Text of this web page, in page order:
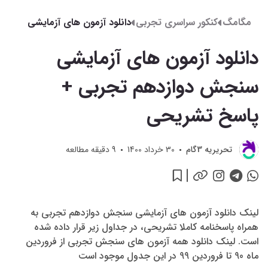
مگامگ کنکور سراسری تجربی دانلود آزمون های آزمایشی
پاسخ تشریحی
دانلود آزمون های آزمایشی
سنجش دوازدهم تجربی +
پاسخ تشریحی
تحريريه 3گام 30 خرداد 1400 9دقیقه مطالعه
لینک دانلود آزمون های آزمایشی سنجش دوازدهم تجربی به
همراه پاسخنامه کاملا تشریحی، در جداول زیر قرار داده شده
است. لینک دانلود همه آزمون های سنجش تجربی از فروردین
ماه 90 تا فروردین 99 در این جدول موجود است